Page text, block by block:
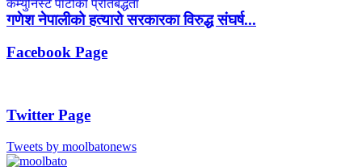
गणेश नेपालीको हत्यारो सरकारका विरुद्ध संघर्ष...
Facebook Page
Twitter Page
Tweets by moolbatonews